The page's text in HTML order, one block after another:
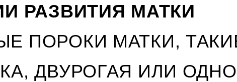
РАЗВИТИЯ МАТКИ
ПОРОКИ МАТКИ,
ДВУРОГАЯ ИЛИ